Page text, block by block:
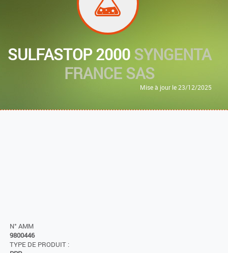
SULFASTOP 2000SYNGENTA
FRANCE SAS
Mise à jour le 23/12/2025
N° AMM
9800446
TYPE DE PRODUIT :